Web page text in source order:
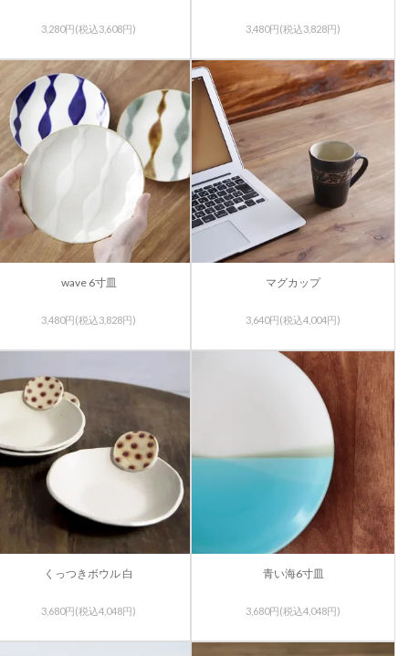
3,280円(税込3,608円) 3,480円(税込3,828円)
wave 6寸皿
3,480円(税込3,828円)
マグカップ
3,640円(税込4,004円)
くっつきボウル 白
3,680円(税込4,048円)
青い海6寸皿
3,680円(税込4,048円)